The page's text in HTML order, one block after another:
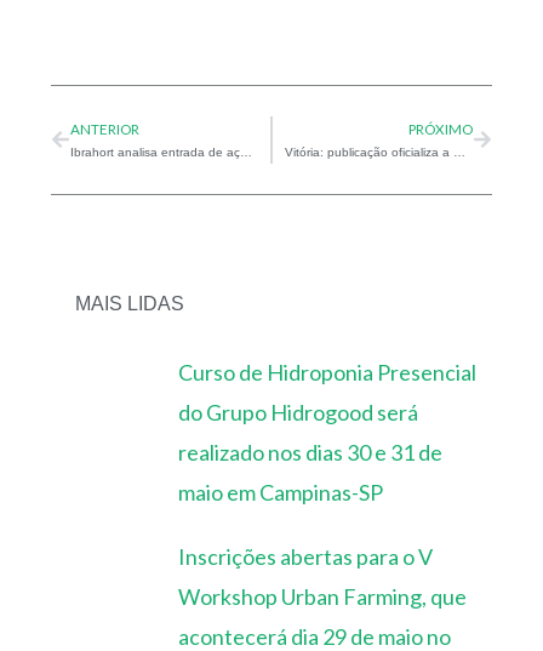
ANTERIOR PRÓXIMO
MAIS LIDAS
Curso de Hidroponia Presencial
do Grupo Hidrogood será
realizado nos dias 30 e 31 de
maio em Campinas-SP
Inscrições abertas para o V
Workshop Urban Farming, que
acontecerá dia 29 de maio no